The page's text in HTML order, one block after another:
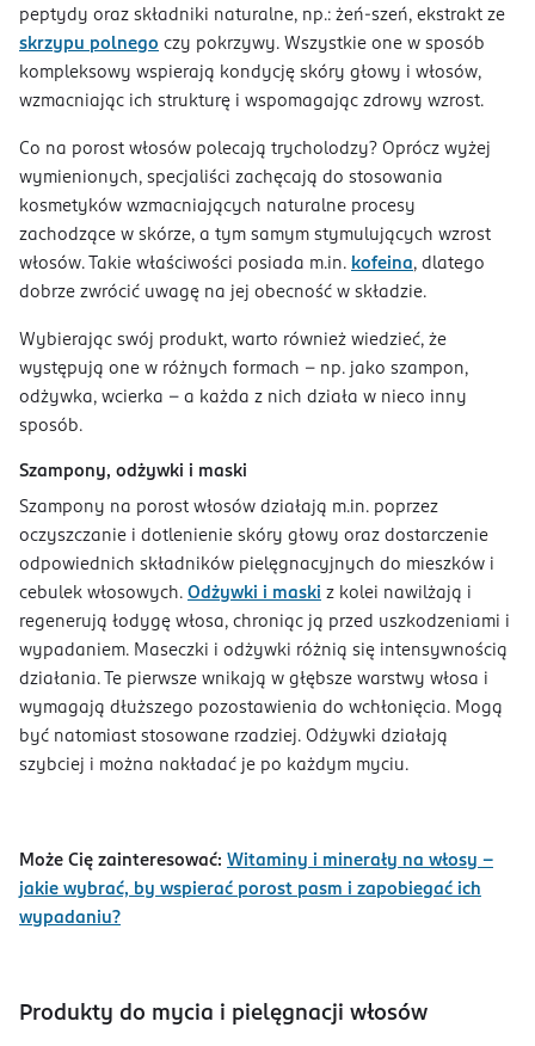
peptydy oraz składniki naturalne, np.: żeń-szeń, ekstrakt ze
skrzypu polnego czy pokrzywy. Wszystkie one w sposób
kompleksowy wspierają kondycję skóry głowy i włosów,
wzmacniając ich strukturę i wspomagając zdrowy wzrost.
Co na porost włosów polecają trycholodzy? Oprócz wyżej
wymienionych, specjaliści zachęcają do stosowania
kosmetyków wzmacniających naturalne procesy
zachodzące w skórze, a tym samym stymulujących wzrost
włosów. Takie właściwości posiada m.in. kofeina, dlatego
dobrze zwrócić uwagę na jej obecność w składzie.
Wybierając swój produkt, warto również wiedzieć, że
występują one w różnych formach – np. jako szampon,
odżywka, wcierka – a każda z nich działa w nieco inny
sposób.
Szampony, odżywki i maski
Szampony na porost włosów działają m.in. poprzez
oczyszczanie i dotlenienie skóry głowy oraz dostarczenie
odpowiednich składników pielęgnacyjnych do mieszków i
cebulek włosowych. Odżywki i maski z kolei nawilżają i
regenerują łodygę włosa, chroniąc ją przed uszkodzeniami i
wypadaniem. Maseczki i odżywki różnią się intensywnością
działania. Te pierwsze wnikają w głębsze warstwy włosa i
wymagają dłuższego pozostawienia do wchłonięcia. Mogą
być natomiast stosowane rzadziej. Odżywki działają
szybciej i można nakładać je po każdym myciu.
Może Cię zainteresować: Witaminy i minerały na włosy –
jakie wybrać, by wspierać porost pasm i zapobiegać ich
wypadaniu?
Produkty do mycia i pielęgnacji włosów